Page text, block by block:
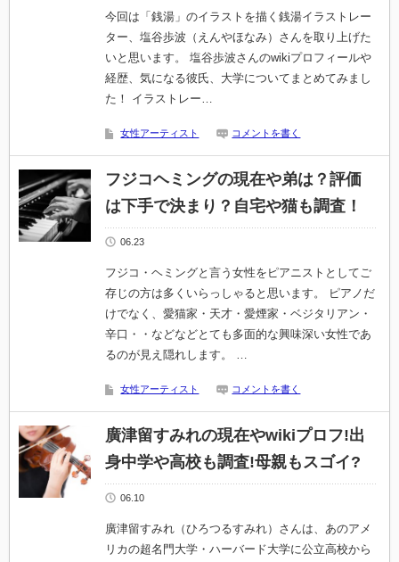
今回は「銭湯」のイラストを描く銭湯イラストレー
ター、塩谷歩波（えんやほなみ）さんを取り上げた
いと思います。 塩谷歩波さんのwikiプロフィールや
経歴、気になる彼氏、大学についてまとめてみまし
た！ イラストレー…
女性アーティスト コメントを書く
フジコヘミングの現在や弟は？評価
は下手で決まり？自宅や猫も調査！
06.23
フジコ・ヘミングと言う女性をピアニストとしてご
存じの方は多くいらっしゃると思います。 ピアノだ
けでなく、愛猫家・天才・愛煙家・ベジタリアン・
辛口・・などなどとても多面的な興味深い女性であ
るのが見え隠れします。 …
女性アーティスト コメントを書く
廣津留すみれの現在やwikiプロフ!出
身中学や高校も調査!母親もスゴイ?
06.10
廣津留すみれ（ひろつるすみれ）さんは、あのアメ
リカの超名門大学・ハーバード大学に公立高校から